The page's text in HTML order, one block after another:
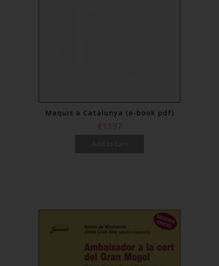
Maquis a Catalunya (e-book pdf)
€13.97